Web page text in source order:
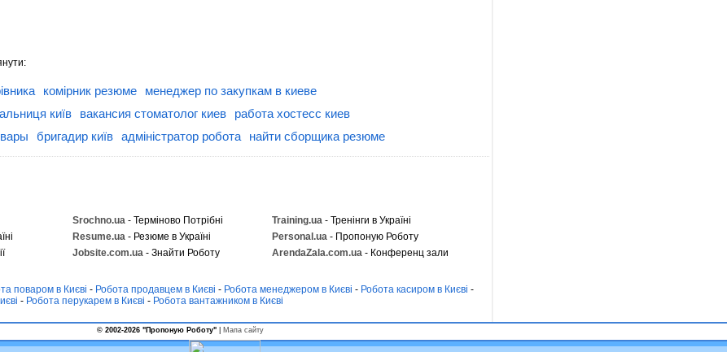
комірник резюме
менеджер по закупкам в киеве
київ
вакансия стоматолог киев
работа хостесс киев
бригадир київ адміністратор робота найти сборщика резюме
Srochno.ua - Терміново Потрібні Training.ua - Тренінги в Україні
Resume.ua - Резюме в Україні Personal.ua - Пропоную Роботу
Jobsite.com.ua - Знайти Роботу ArendaZala.com.ua - Конференц зали
поваром в Києві - Робота продавцем в Києві - Робота менеджером в Києві - Робота касиром в Києві -
- Робота перукарем в Києві - Робота вантажником в Києві
© 2002-2026 "Пропоную Роботу" Мапа сайту